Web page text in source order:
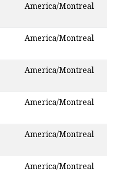
America/Montreal
America/Montreal
America/Montreal
America/Montreal
America/Montreal
America/Montreal